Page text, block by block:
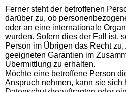
Ferner steht der betroffenen
darüber zu, ob
oder an eine internationale
wurden. Sofern dies der Fall ist,
Person im Übrigen das Recht
geeigneten Garantien im
Übermittlung zu erhalten.
Möchte eine betroffene Person
Anspruch nehmen, kann sie sich